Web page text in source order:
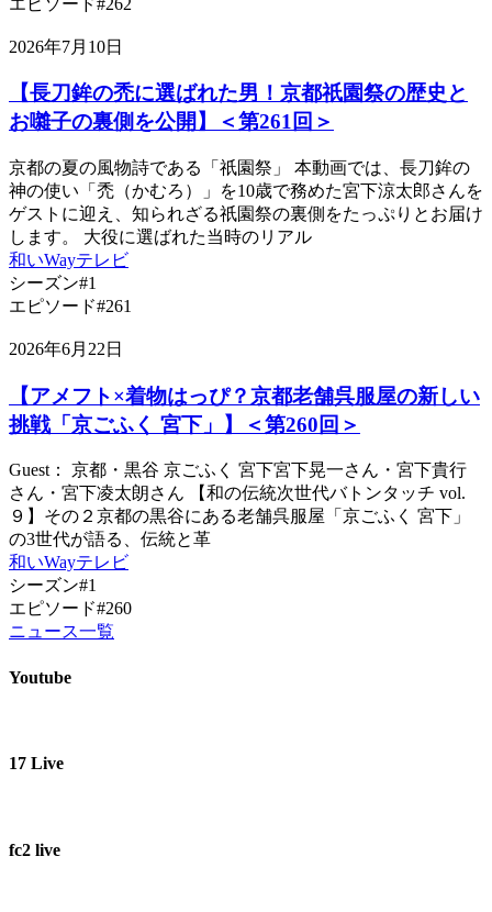
2026年7月10日
【長刀鉾の禿に選ばれた男！京都祇園祭の歴史と
お囃子の裏側を公開】＜第261回＞
京都の夏の風物詩である「祇園祭」 本動画では、長刀鉾の
神の使い「禿（かむろ）」を10歳で務めた宮下涼太郎さんを
ゲストに迎え、知られざる祇園祭の裏側をたっぷりとお届け
します。 大役に選ばれた当時のリアル
和いWayテレビ
シーズン#1
エピソード#261
2026年6月22日
【アメフト×着物はっぴ？京都老舗呉服屋の新しい
挑戦「京ごふく 宮下」】＜第260回＞
Guest： 京都・黒谷 京ごふく 宮下宮下晃一さん・宮下貴行
さん・宮下凌太朗さん 【和の伝統次世代バトンタッチ vol.
９】その２京都の黒谷にある老舗呉服屋「京ごふく 宮下」
の3世代が語る、伝統と革
和いWayテレビ
シーズン#1
エピソード#260
ニュース一覧
Youtube
17 Live
fc2 live